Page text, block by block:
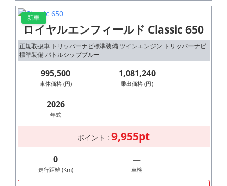
新車
ロイヤルエンフィールド Classic 650
正規取扱車 トリッパーナビ標準装備 ツインエンジン トリッパーナビ
標準装備 バトルシップブルー
995,500
車体価格 (円)
1,081,240
乗出価格 (円)
2026
年式
ポイント : 9,955pt
0
走行距離 (Km)
―
車検